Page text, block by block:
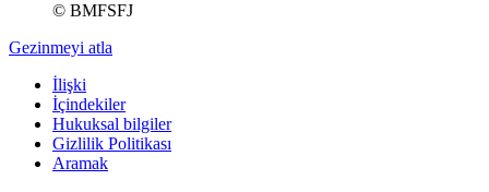
© BMFSFJ
Gezinmeyi atla
İlişki
İçindekiler
Hukuksal bilgiler
Gizlilik Politikası
Aramak